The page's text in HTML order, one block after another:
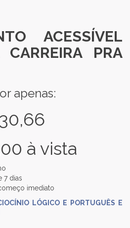
ACESSÍVEL
PRA
apenas:
à vista
7 dias
imediato
LÓGICO E PORTUGUÊS E